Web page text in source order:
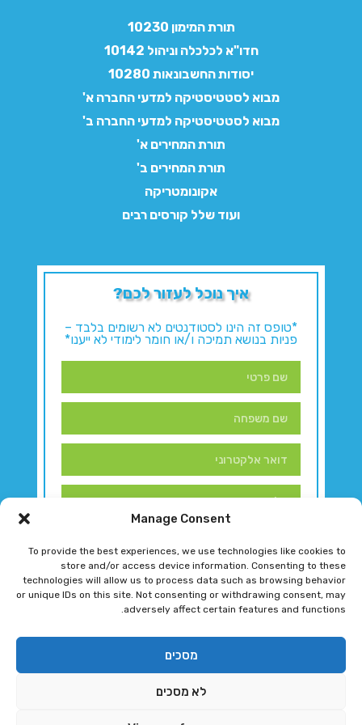
Manage Consent
To provide the best experiences, we use technologies like cookies to
store and/or access device information. Consenting to these
technologies will allow us to process data such as browsing behavior
or unique IDs on this site. Not consenting or withdrawing consent, may
adversely affect certain features and functions.
מסכים
לא מסכים
תורת המימון 10230
חדו"א לכלכלה וניהול 10142
יסודות החשבונאות 10280
מבוא לסטטיסטיקה למדעי החברה א'
מבוא לסטטיסטיקה למדעי החברה ב'
תורת המחירים א'
תורת המחירים ב'
אקונומטריקה
ועוד שלל קורסים רבים
איך נוכל לעזור לכם?
*טופס זה הינו לסטודנטים לא רשומים בלבד –
פניות בנושא תמיכה ו/או חומר לימודי לא ייענו*